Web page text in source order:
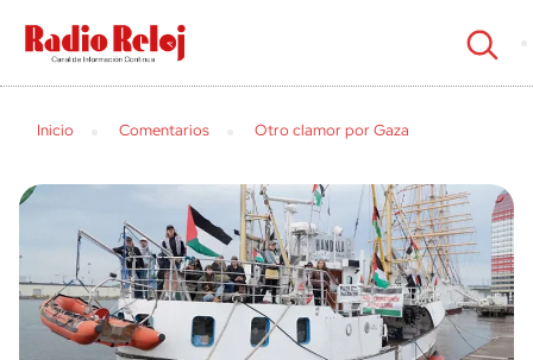
cerrar
Inicio Comentarios Otro clamor por Gaza